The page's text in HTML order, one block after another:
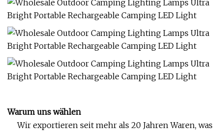
Warum uns wählen
Wir exportieren seit mehr als 20 Jahren Waren, was